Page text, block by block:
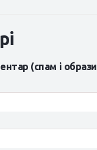
(спам і